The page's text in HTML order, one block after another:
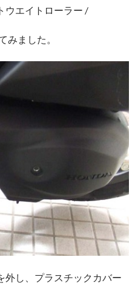
ウエイトローラー /
みました。
外し、プラスチックカバー